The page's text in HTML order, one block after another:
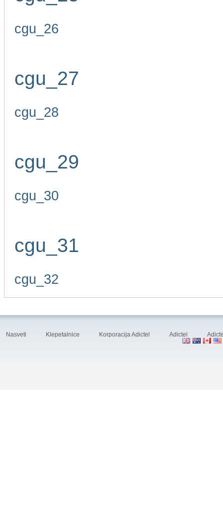
cgu_26
cgu_27
cgu_28
cgu_29
cgu_30
cgu_31
cgu_32
Nasveti Klepetalnice Korporacija Adictel Adictel